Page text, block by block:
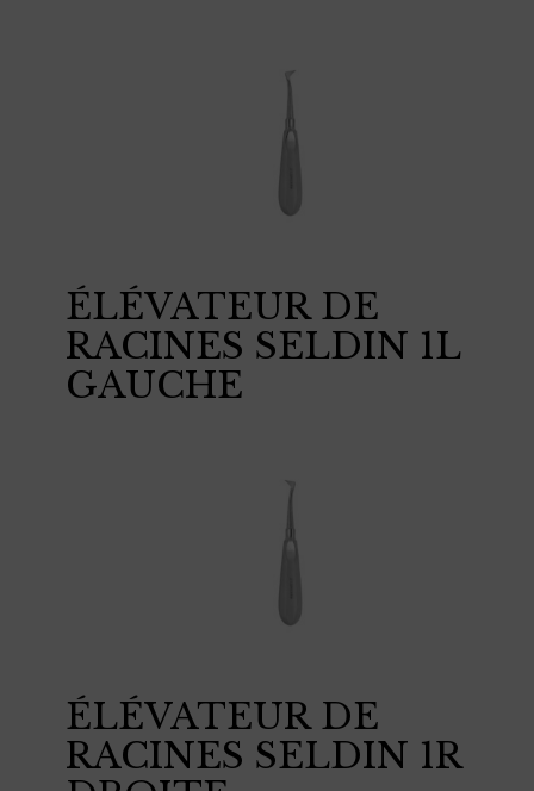
ÉLÉVATEUR DE
RACINES SELDIN 1L
GAUCHE
ÉLÉVATEUR DE
RACINES SELDIN 1R